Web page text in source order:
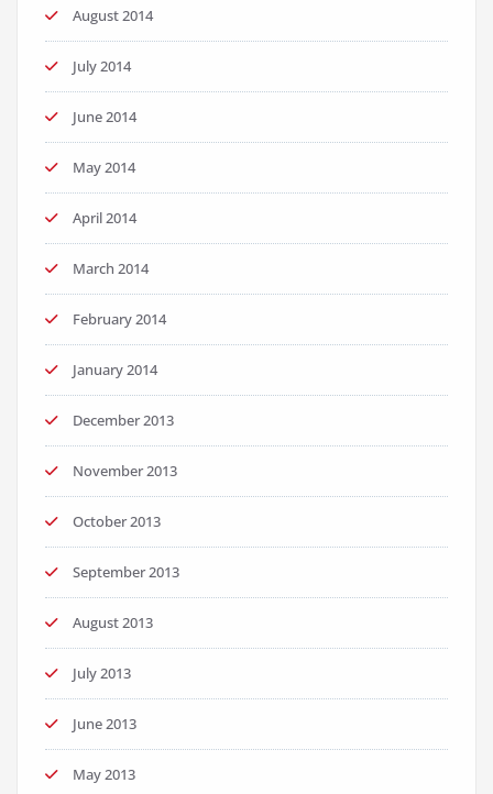
August 2014
July 2014
June 2014
May 2014
April 2014
March 2014
February 2014
January 2014
December 2013
November 2013
October 2013
September 2013
August 2013
July 2013
June 2013
May 2013